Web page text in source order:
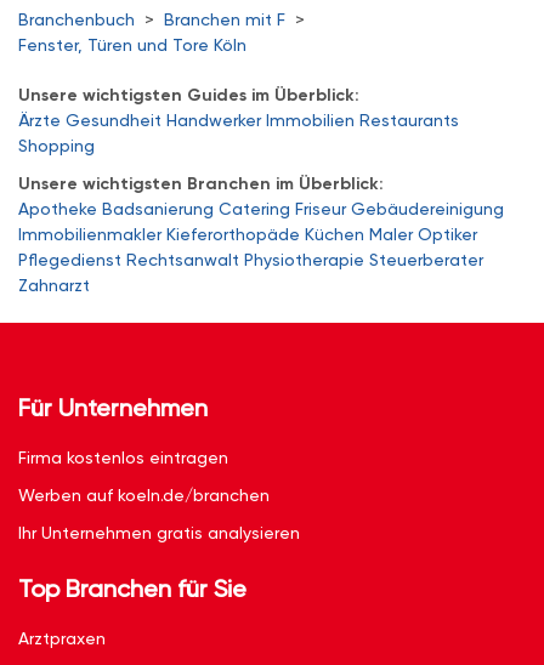
Branchenbuch > Branchen mit F >
Fenster, Türen und Tore Köln
Unsere wichtigsten Guides im Überblick:
Ärzte Gesundheit Handwerker Immobilien Restaurants
Shopping
Unsere wichtigsten Branchen im Überblick:
Apotheke Badsanierung Catering Friseur Gebäudereinigung
Immobilienmakler Kieferorthopäde Küchen Maler Optiker
Pflegedienst Rechtsanwalt Physiotherapie Steuerberater
Zahnarzt
Für Unternehmen
Firma kostenlos eintragen
Werben auf koeln.de/branchen
Ihr Unternehmen gratis analysieren
Top Branchen für Sie
Arztpraxen